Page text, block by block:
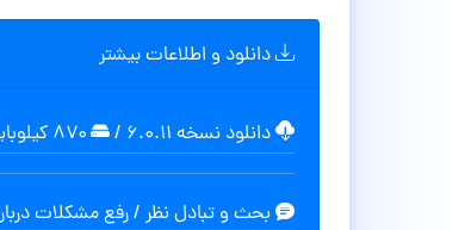
دانلود و اطلاعات بیشتر
دانلود نسخه ۶.۰.۱۱ /
بحث و تبادل نظر / رفع مشکلات